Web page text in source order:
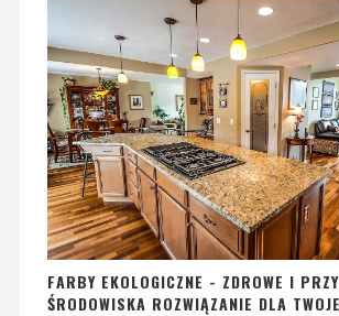
FARBY EKOLOGICZNE - ZDROWE I
ŚRODOWISKA ROZWIĄZANIE DLA